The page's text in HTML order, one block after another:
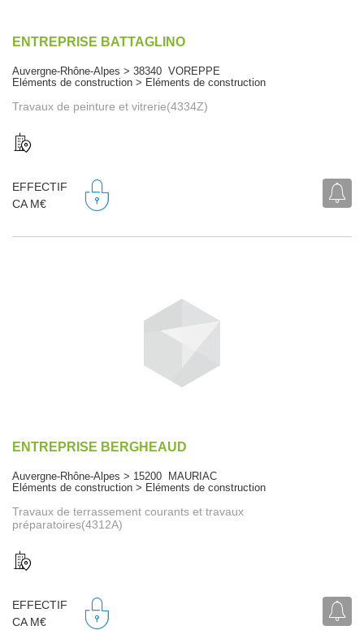
ENTREPRISE BATTAGLINO
Auvergne-Rhône-Alpes > 38340 VOREPPE
Eléments de construction > Eléments de construction
Travaux de peinture et vitrerie(4334Z)
EFFECTIF
CA M€
ENTREPRISE BERGHEAUD
Auvergne-Rhône-Alpes > 15200 MAURIAC
Eléments de construction > Eléments de construction
Travaux de terrassement courants et travaux
préparatoires(4312A)
EFFECTIF
CA M€